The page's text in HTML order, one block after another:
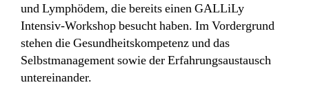
und Lymphödem, die bereits einen GALLiLy
Intensiv-Workshop besucht haben. Im Vordergrund
stehen die Gesundheitskompetenz und das
Selbstmanagement sowie der Erfahrungsaustausch
untereinander.